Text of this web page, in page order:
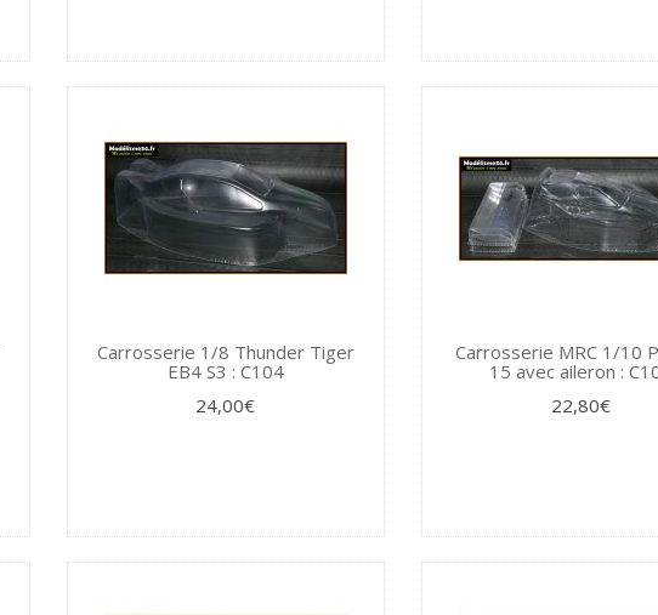
Carrosserie 1/8 Thunder Tiger
EB4 S3 : C104
24,00€
Carrosserie MRC 1/10
15 avec aileron :
22,80€